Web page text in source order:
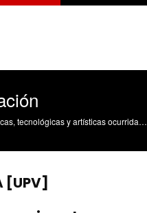
Divulgación de las actividades científicas, tecnológicas y artísticas ocurridas en los tres campus de la UPV